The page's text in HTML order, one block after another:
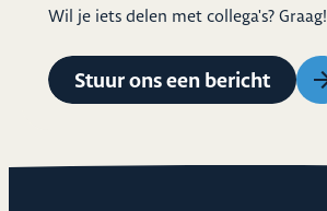
Wil je iets delen met collega's? Graag!
Stuur ons een bericht